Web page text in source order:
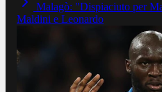
Malagò: "Dispiaciuto per
Maldini e Leonardo